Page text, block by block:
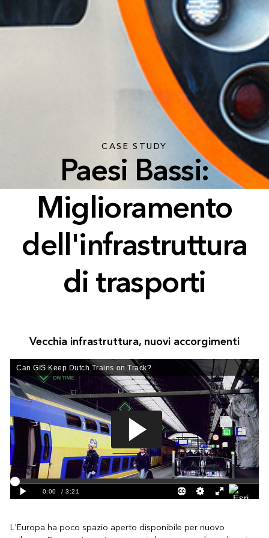
CASE STUDY
Paesi Bassi:
Miglioramento
dell'infrastruttura
di trasporti
Vecchia infrastruttura, nuovi accorgimenti
L'Europa ha poco spazio aperto disponibile per nuovo